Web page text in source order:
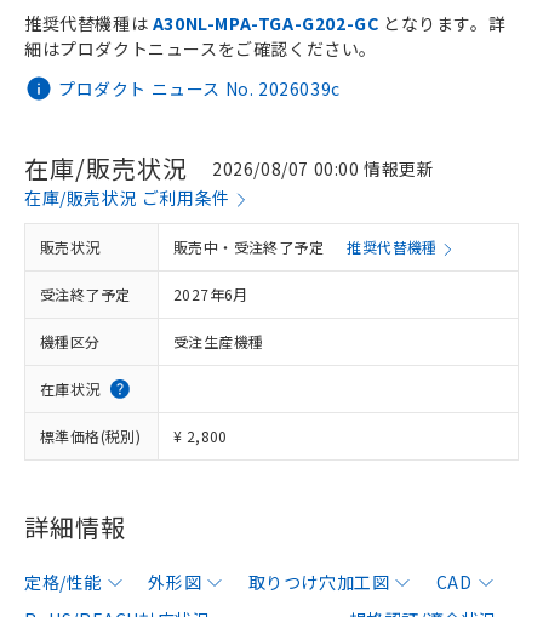
プロダクト ニュース No. 2026039c
推奨代替機種は A30NL-MPA-TGA-G202-GC となります。詳
細はプロダクトニュースをご確認ください。
在庫/販売状況
2026/08/07 00:00 情報更新
在庫/販売状況 ご利用条件
販売状況 販売中・受注終了予定 推奨代替機種
受注終了予定 2027年6月
機種区分 受注生産機種
在庫状況
標準価格(税別) ¥ 2,800
詳細情報
定格/性能 外形図 取りつけ穴加工図
CAD